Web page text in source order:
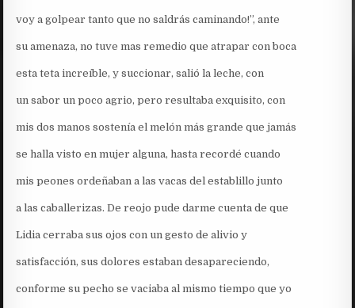
voy a golpear tanto que no saldrás caminando!”, ante
su amenaza, no tuve mas remedio que atrapar con boca
esta teta increíble, y succionar, salió la leche, con
un sabor un poco agrio, pero resultaba exquisito, con
mis dos manos sostenía el melón más grande que jamás
se halla visto en mujer alguna, hasta recordé cuando
mis peones ordeñaban a las vacas del establillo junto
a las caballerizas. De reojo pude darme cuenta de que
Lidia cerraba sus ojos con un gesto de alivio y
satisfacción, sus dolores estaban desapareciendo,
conforme su pecho se vaciaba al mismo tiempo que yo